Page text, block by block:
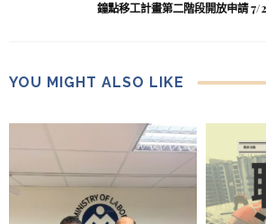
鐘點移工計畫第二階段開放申請 7/
YOU MIGHT ALSO LIKE